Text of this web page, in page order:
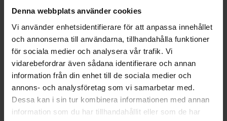
Denna webbplats använder cookies
Vi använder enhetsidentifierare för att anpassa innehållet
och annonserna till användarna, tillhandahålla funktioner
för sociala medier och analysera vår trafik. Vi
vidarebefordrar även sådana identifierare och annan
information från din enhet till de sociala medier och
annons- och analysföretag som vi samarbetar med.
Dessa kan i sin tur kombinera informationen med annan
information som du har tillhandahållit eller som de har
hos Victrix inredarna.
Ranhammarsvägen 20E
168 67 Bromma
Kundservice
Kontakta oss
Beställning och offert
Leverans
Reklamation
Monteringsanvisningar